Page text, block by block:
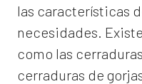
las características
necesidades.
como las
cerraduras de